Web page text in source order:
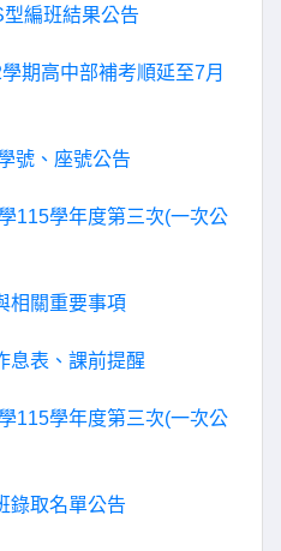
編班結果公告
期高中部補考順延至7月
號、座號公告
115學年度第三次(一次公
相關重要事項
息表、課前提醒
115學年度第三次(一次公
錄取名單公告